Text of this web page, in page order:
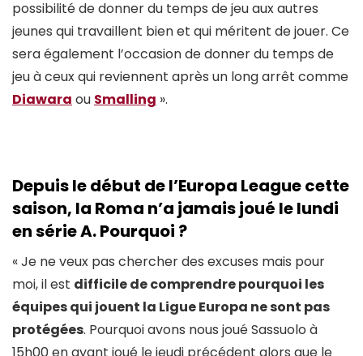
possibilité de donner du temps de jeu aux autres
jeunes qui travaillent bien et qui méritent de jouer. Ce
sera également l’occasion de donner du temps de
jeu à ceux qui reviennent après un long arrêt comme
Diawara ou Smalling ».
Depuis le début de l’Europa League cette
saison, la Roma n’a jamais joué le lundi
en série A. Pourquoi ?
« Je ne veux pas chercher des excuses mais pour
moi, il est difficile de comprendre pourquoi les
équipes qui jouent la Ligue Europa ne sont pas
protégées. Pourquoi avons nous joué Sassuolo à